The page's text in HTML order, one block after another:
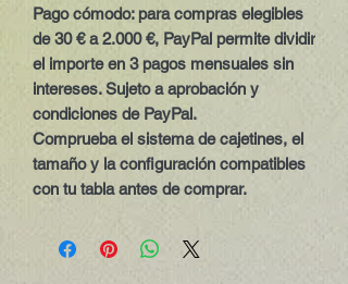
Pago cómodo:para compras elegibles
de 30 € a 2.000 €, PayPal permite dividir
el importe en 3 pagos mensuales sin
intereses. Sujeto a aprobación y
condiciones de PayPal.
Comprueba el sistema de cajetines, el
tamaño y la configuración compatibles
con tu tabla antes de comprar.